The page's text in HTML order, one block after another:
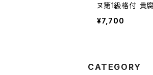
ヌ第1級格付 貴
¥7,700
CATEGORY